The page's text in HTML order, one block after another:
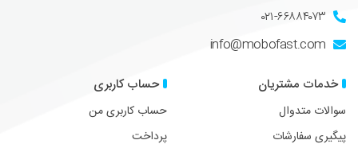
۰۲۱-۶۶۸۸۴۰۷۳
info@mobofast.com
خدمات مشتریان
سوالات متدوال
پیگیری سفارشات
حساب کاربری
حساب کاربری من
پرداخت